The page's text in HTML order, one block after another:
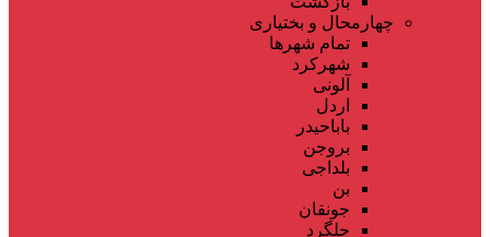
چهارمحال و بختیاری
تمام شهر‌ها
شهرکرد
آلونی
اردل
باباحیدر
بروجن
بلداجی
بن
جونقان
چلگرد